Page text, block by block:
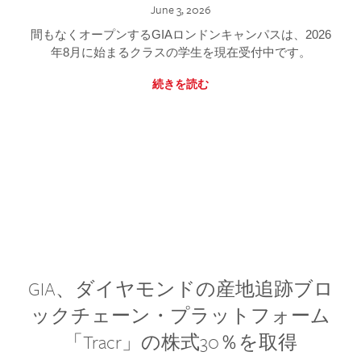
June 3, 2026
間もなくオープンするGIAロンドンキャンパスは、2026
年8月に始まるクラスの学生を現在受付中です。
続きを読む
GIA、ダイヤモンドの産地追跡ブロ
ックチェーン・プラットフォーム
「Tracr」の株式30％を取得